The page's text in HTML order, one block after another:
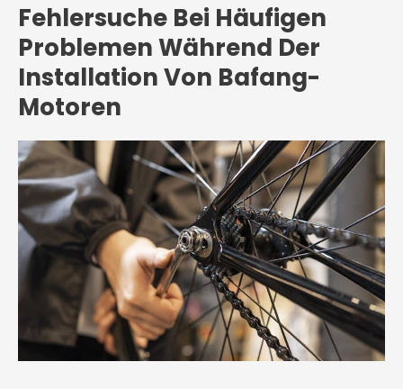
Fehlersuche Bei Häufigen
Problemen Während Der
Installation Von Bafang-
Motoren